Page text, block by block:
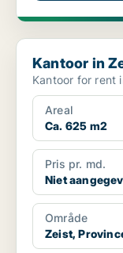
Kantoor in Zeist,
Kantoor in
Kantoor for rent
Areal
Ca. 625 m2
Pris pr. md.
Niet
Område
Zeist,